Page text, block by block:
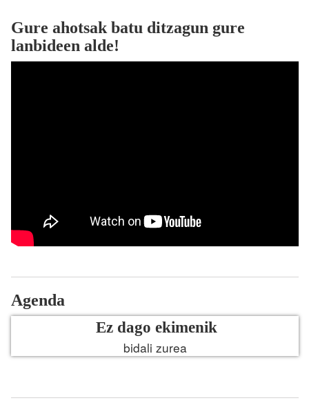
Gure ahotsak batu ditzagun gure
lanbideen alde!
Agenda
Ez dago ekimenik
bidali zurea